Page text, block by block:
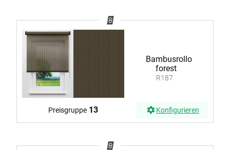
Bambusrollo
forest
R187
Preisgruppe 13 Konfigurieren